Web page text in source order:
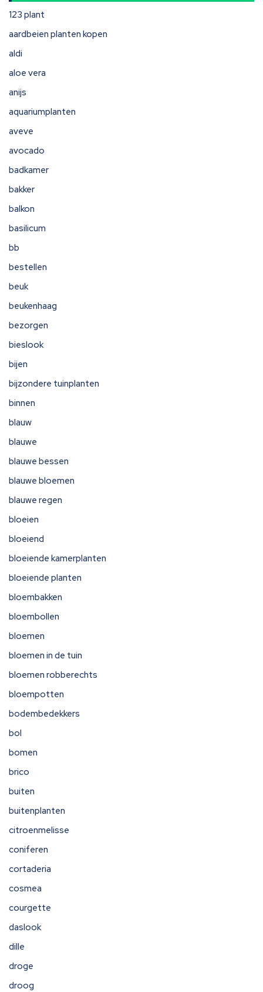
123 plant
aardbeien planten kopen
aldi
aloe vera
anijs
aquariumplanten
aveve
avocado
badkamer
bakker
balkon
basilicum
bb
bestellen
beuk
beukenhaag
bezorgen
bieslook
bijen
bijzondere tuinplanten
binnen
blauw
blauwe
blauwe bessen
blauwe bloemen
blauwe regen
bloeien
bloeiend
bloeiende kamerplanten
bloeiende planten
bloembakken
bloembollen
bloemen
bloemen in de tuin
bloemen robberechts
bloempotten
bodembedekkers
bol
bomen
brico
buiten
buitenplanten
citroenmelisse
coniferen
cortaderia
cosmea
courgette
daslook
dille
droge
droog